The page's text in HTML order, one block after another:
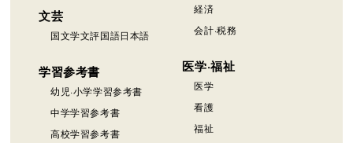
文芸
国文学文評国語日本語
学習参考書
幼児·小学学習参考書
中学学習参考書
高校学習参考書
経済
会計·税務
医学·福祉
医学
看護
福祉